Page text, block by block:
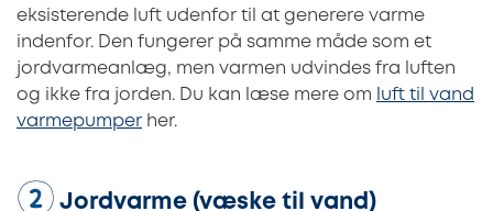
eksisterende luft udenfor til at generere varme
indenfor. Den fungerer på samme måde som et
jordvarmeanlæg, men varmen udvindes fra luften
og ikke fra jorden. Du kan læse mere om
luft til vand
varmepumper her.
Jordvarme (væske til vand)